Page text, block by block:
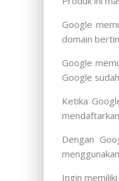
Google
domain
Google
Google
Ketika
Dengan
Ingin